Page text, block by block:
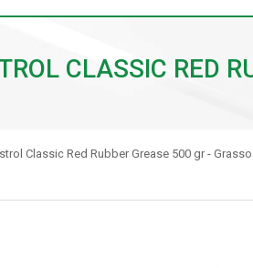
CLASSIC RED
Classic Red Rubber Grease 500 gr -